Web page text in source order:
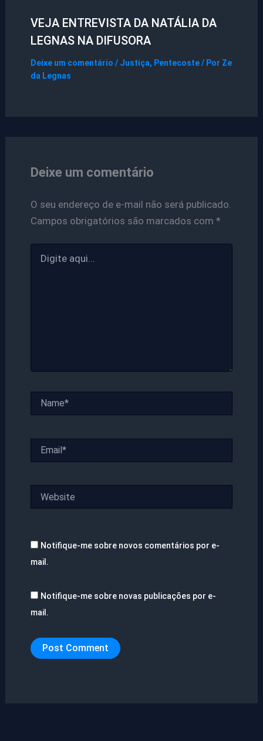
VEJA ENTREVISTA DA NATÁLIA DA
LEGNAS NA DIFUSORA
Deixe um comentário / Justiça, Pentecoste/ Por Ze
da Legnas
Deixe um comentário
O seu endereço de e-mail não será publicado.
Campos obrigatórios são marcados com *
aqui...
Notifique-me sobre novos comentários por e-
mail.
Notifique-me sobre novas publicações por e-
mail.